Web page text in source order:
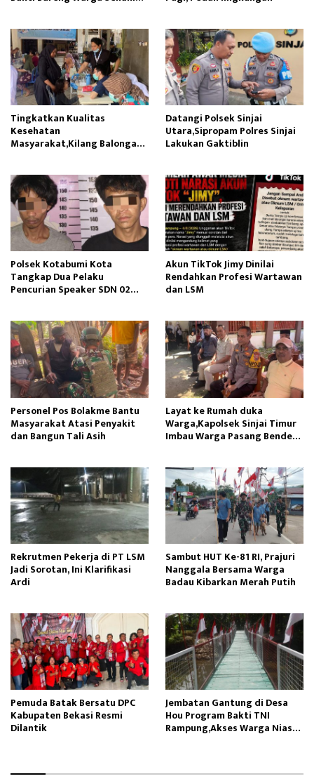
Tingkatkan Kualitas
Kesehatan
Masyarakat,Kilang Balongan
Datangi Polsek Sinjai
Utara,Sipropam Polres Sinjai
Lakukan Gaktiblin
Polsek Kotabumi Kota
Tangkap Dua Pelaku
Pencurian Speaker SDN 02
Akun TikTok Jimy Dinilai
Rendahkan Profesi Wartawan
dan LSM
Personel Pos Bolakme Bantu
Masyarakat Atasi Penyakit
dan Bangun Tali Asih
Layat ke Rumah duka
Warga,Kapolsek Sinjai Timur
Imbau Warga Pasang Bendera
Rekrutmen Pekerja di PT LSM
Jadi Sorotan, Ini Klarifikasi
Ardi
Sambut HUT Ke-81 RI, Prajuri
Nanggala Bersama Warga
Badau Kibarkan Merah Putih
Pemuda Batak Bersatu DPC
Kabupaten Bekasi Resmi
Dilantik
Jembatan Gantung di Desa
Hou Program Bakti TNI
Rampung,Akses Warga Nias